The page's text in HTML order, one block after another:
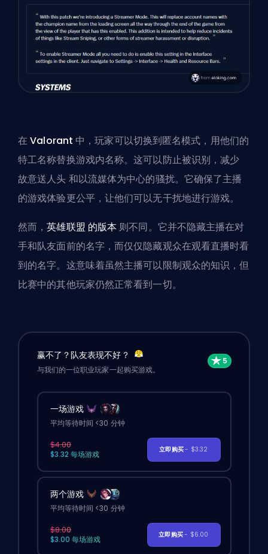
在Valorant 中，玩家可以切换到匿名模式，用他们的
特工名称替换游戏内名称。这可以防止被识别，减少
故意送人头 和以流媒体为中心的骚扰。它确保了主播
的游戏体验更公平，让他们可以无干扰地进行游戏。
然而，英雄联盟 的版本则不同。它并不隐藏主播在对
手和队友面前的名字，而仅仅隐藏观众在观看直播时看
到的名字。这意味着虽然主播可以限制观众的知识，但
比赛中的其他玩家仍然正常看到一切。
赢不了？队友表现不好？
与我们的一位职业玩家一起购买游戏。
一场游戏
平均等待时间 <30 分钟
$4.00
$3.32 每场游戏
立即购买- $3.32
两个游戏
平均等待时间 <30 分钟
$8.00
$3.00 每场游戏
立即购买- $6.00